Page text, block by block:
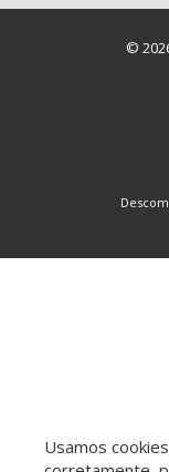
©
Usamos